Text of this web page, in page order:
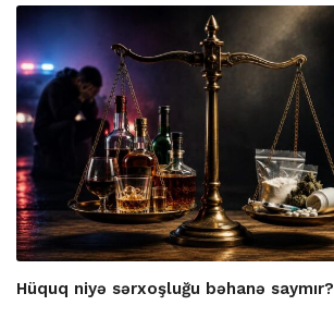
Hüquq niyə sərxoşluğu bəhanə saymır?